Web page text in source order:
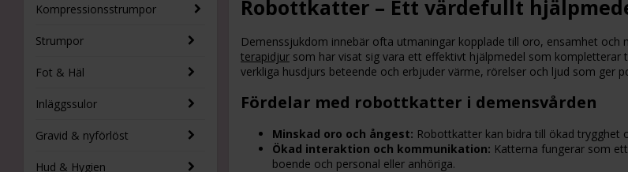
Kompressionsstrumpor
Strumpor
Fot & Häl
Inläggssulor
Gravid & nyförlöst
Hud & Hygien
Robottkatter – Ett värdefullt
Demenssjukdom innebär ofta utmaningar kopplade till oro, ensamhet
terapidjur som har visat sig vara ett effektivt hjälpmedel som
verkliga husdjurs beteende och erbjuder värme, rörelser och ljud som ger
Fördelar med robottkatter i demensvården
Minskad oro och ångest: Robottkatter kan bidra till ökad trygghet
Ökad interaktion och kommunikation: Katterna fungerar som
boende och personal eller anhöriga.